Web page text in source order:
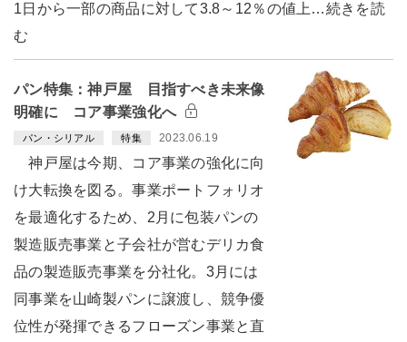
1日から一部の商品に対して3.8～12％の値上…続きを読
む
パン特集：神戸屋 目指すべき未来像
明確に コア事業強化へ
パン・シリアル 特集 2023.06.19
神戸屋は今期、コア事業の強化に向
け大転換を図る。事業ポートフォリオ
を最適化するため、2月に包装パンの
製造販売事業と子会社が営むデリカ食
品の製造販売事業を分社化。3月には
同事業を山崎製パンに譲渡し、競争優
位性が発揮できるフローズン事業と直